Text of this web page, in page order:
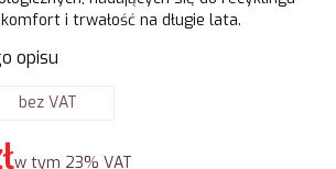
i trwałość na długie lata.
opisu
bez VAT
w tym 23% VAT
w tym 23% VAT